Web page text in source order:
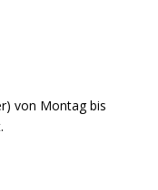
von Montag bis